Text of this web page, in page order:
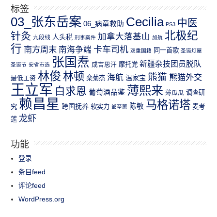
标签
03_张东岳案 06_病童救助 Cecilia PS3 中医
针灸 九段线 人头税 刑事案件 加拿大落基山 加航 北极纪
行 南方周末 南海争端 卡车司机 双重国籍 同一首歌 圣诞灯屋
圣诞节 安省市选 张国焘 成吉思汗 摩托党 新疆杂技团员脱队
最低工资 林俊 林顿 栾菊杰 海航 温家宝 熊猫 熊猫外交
王立军 白求恩 葡萄酒品鉴 薄熙来 薄瓜瓜 调查研
究 赖昌星 跨国抚养 软实力 邹至蕙 陈敏 马格诺塔 麦考
莲 龙虾
功能
登录
条目feed
评论feed
WordPress.org